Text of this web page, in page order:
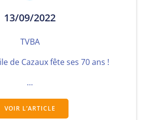
13/09/2022
TVBA
de Cazaux fête ses 70 ans !
…
VOIR L’ARTICLE